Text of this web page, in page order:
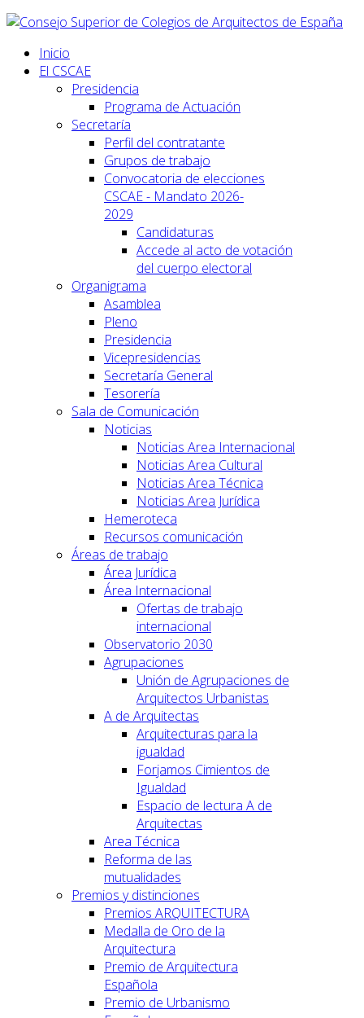
Inicio
El CSCAE
Presidencia
Programa de Actuación
Secretaría
Perfil del contratante
Grupos de trabajo
Convocatoria de elecciones
CSCAE - Mandato 2026-
2029
Candidaturas
Accede al acto de votación
del cuerpo electoral
Organigrama
Asamblea
Pleno
Presidencia
Vicepresidencias
Secretaría General
Tesorería
Sala de Comunicación
Noticias
Noticias Area Internacional
Noticias Area Cultural
Noticias Area Técnica
Noticias Area Jurídica
Hemeroteca
Recursos comunicación
Áreas de trabajo
Área Jurídica
Área Internacional
Ofertas de trabajo
internacional
Observatorio 2030
Agrupaciones
Unión de Agrupaciones de
Arquitectos Urbanistas
A de Arquitectas
Arquitecturas para la
igualdad
Forjamos Cimientos de
Igualdad
Espacio de lectura A de
Arquitectas
Area Técnica
Reforma de las
mutualidades
Premios y distinciones
Premios ARQUITECTURA
Medalla de Oro de la
Arquitectura
Premio de Arquitectura
Española
Premio de Urbanismo